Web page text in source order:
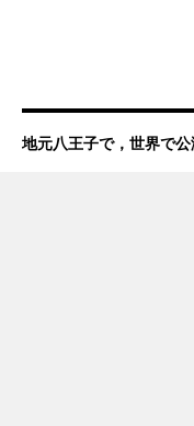
地元八王子で，世界で